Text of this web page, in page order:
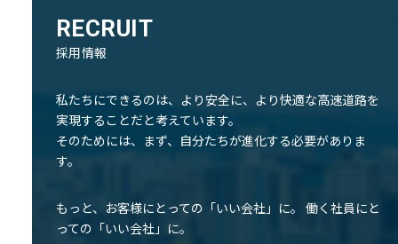
RECRUIT
採用情報
私たちにできるのは、より安全に、より快適な⾼速道路を
実現することだと考えています。
そのためには、まず、⾃分たちが進化する必要がありま
す。
もっと、お客様にとっての「いい会社」に。 働く社員にと
っての「いい会社」に。